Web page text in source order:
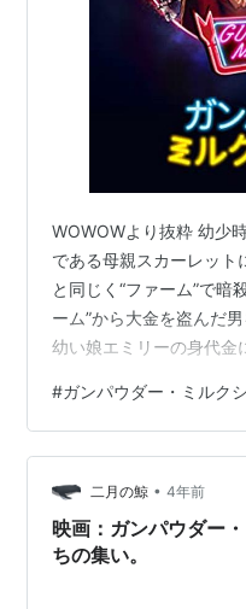
WOWOWより抜粋 幼少
である母親スカーレット
と同じく“ファーム”で暗
ーム”から大金を盗んだ
幼い娘エミリーの身代金
す。だがこの独断に怒っ
狙わせ、サムは腕が使え
う。以下、ロケ地等
#ガンパウダー・ミルク
二月の鯨 • 4年前
映画：ガンパウダー
ちの集い。